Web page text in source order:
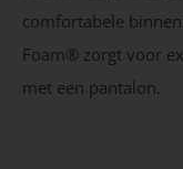
comfortabele
Foam® zorgt voor
met een pantalon.